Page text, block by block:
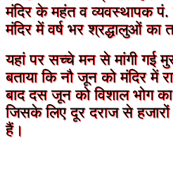
मंदिर के महंत व व्यवस्थापक पं.
मंदिर में वर्ष भर श्रद्धालुओं का
यहां पर सच्चे मन से मांगी गई
बताया कि नौ जून को मंदिर में
बाद दस जून को विशाल भोग
जिसके लिए दूर दराज से
हैं।